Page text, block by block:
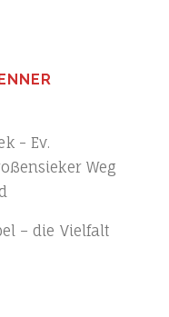
- Ev.
Weg
– die Vielfalt